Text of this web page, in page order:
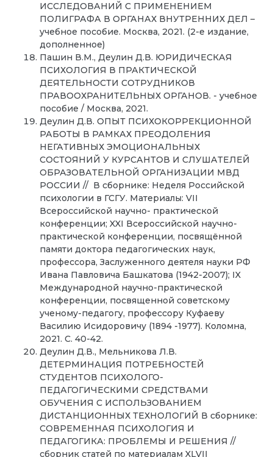
ИССЛЕДОВАНИЙ С ПРИМЕНЕНИЕМ
ПОЛИГРАФА В ОРГАНАХ ВНУТРЕННИХ ДЕЛ –
учебное пособие. Москва, 2021. (2-е издание,
дополненное)
Пашин В.М., Деулин Д.В. ЮРИДИЧЕСКАЯ
ПСИХОЛОГИЯ В ПРАКТИЧЕСКОЙ
ДЕЯТЕЛЬНОСТИ СОТРУДНИКОВ
ПРАВООХРАНИТЕЛЬНЫХ ОРГАНОВ. - учебное
пособие / Москва, 2021.
Деулин Д.В. ОПЫТ ПСИХОКОРРЕКЦИОННОЙ
РАБОТЫ В РАМКАХ ПРЕОДОЛЕНИЯ
НЕГАТИВНЫХ ЭМОЦИОНАЛЬНЫХ
СОСТОЯНИЙ У КУРСАНТОВ И СЛУШАТЕЛЕЙ
ОБРАЗОВАТЕЛЬНОЙ ОРГАНИЗАЦИИ МВД
РОССИИ // В сборнике: Неделя Российской
психологии в ГСГУ. Материалы: VII
Всероссийской научно- практической
конференции; XXI Всероссийской научно-
практической конференции, посвящённой
памяти доктора педагогических наук,
профессора, Заслуженного деятеля науки РФ
Ивана Павловича Башкатова (1942-2007); IX
Международной научно-практической
конференции, посвященной советскому
ученому-педагогу, профессору Куфаеву
Василию Исидоровичу (1894 -1977). Коломна,
2021. С. 40-42.
Деулин Д.В., Мельникова Л.В.
ДЕТЕРМИНАЦИЯ ПОТРЕБНОСТЕЙ
СТУДЕНТОВ ПСИХОЛОГО-
ПЕДАГОГИЧЕСКИМИ СРЕДСТВАМИ
ОБУЧЕНИЯ С ИСПОЛЬЗОВАНИЕМ
ДИСТАНЦИОННЫХ ТЕХНОЛОГИЙ В сборнике:
СОВРЕМЕННАЯ ПСИХОЛОГИЯ И
ПЕДАГОГИКА: ПРОБЛЕМЫ И РЕШЕНИЯ //
сборник статей по материалам XLVII